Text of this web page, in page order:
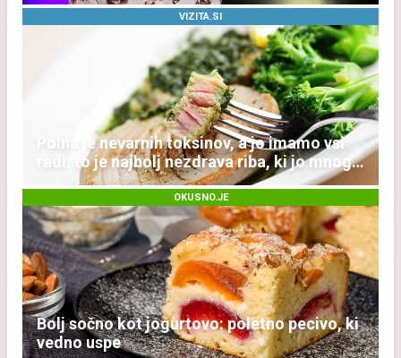
VIZITA.SI
Polna je nevarnih toksinov, a jo imamo vsi
radi: to je najbolj nezdrava riba, ki jo mnogi
redno uživajo
OKUSNO.JE
Bolj sočno kot jogurtovo: poletno pecivo, ki
vedno uspe